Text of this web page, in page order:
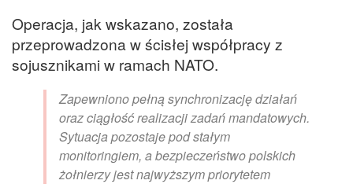
Operacja, jak wskazano, została
przeprowadzona w ścisłej współpracy z
sojusznikami w ramach NATO.
Zapewniono pełną synchronizację działań
oraz ciągłość realizacji zadań mandatowych.
Sytuacja pozostaje pod stałym
monitoringiem, a bezpieczeństwo polskich
żołnierzy jest najwyższym priorytetem